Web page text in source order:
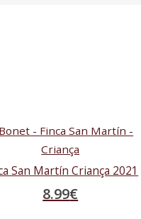
San Martín Criança 2021
8.99€